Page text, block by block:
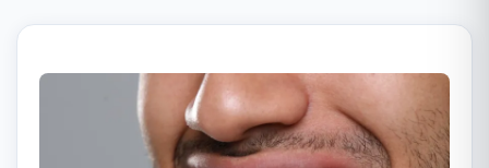
Български
Română